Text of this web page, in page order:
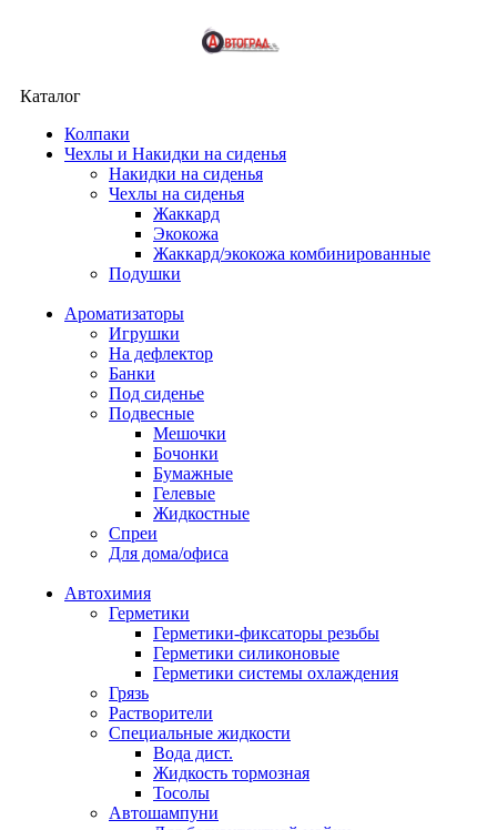
Каталог
Колпаки
Чехлы и Накидки на сиденья
Накидки на сиденья
Чехлы на сиденья
Жаккард
Экокожа
Жаккард/экокожа комбинированные
Подушки
Ароматизаторы
Игрушки
На дефлектор
Банки
Под сиденье
Подвесные
Мешочки
Бочонки
Бумажные
Гелевые
Жидкостные
Спреи
Для дома/офиса
Автохимия
Герметики
Герметики-фиксаторы резьбы
Герметики силиконовые
Герметики системы охлаждения
Грязь
Растворители
Специальные жидкости
Вода дист.
Жидкость тормозная
Тосолы
Автошампуни